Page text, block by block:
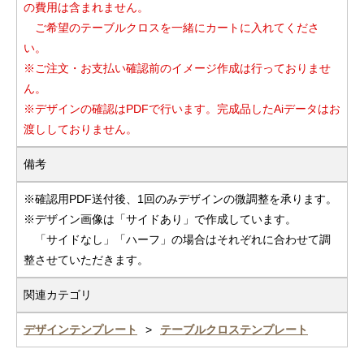
の費用は含まれません。
ご希望のテーブルクロスを一緒にカートに入れてくださ
い。
※ご注文・お支払い確認前のイメージ作成は行っておりませ
ん。
※デザインの確認はPDFで行います。完成品したAiデータはお
渡ししておりません。
備考
※確認用PDF送付後、1回のみデザインの微調整を承ります。
※デザイン画像は「サイドあり」で作成しています。
「サイドなし」「ハーフ」の場合はそれぞれに合わせて調
整させていただきます。
関連カテゴリ
デザインテンプレート テーブルクロステンプレート